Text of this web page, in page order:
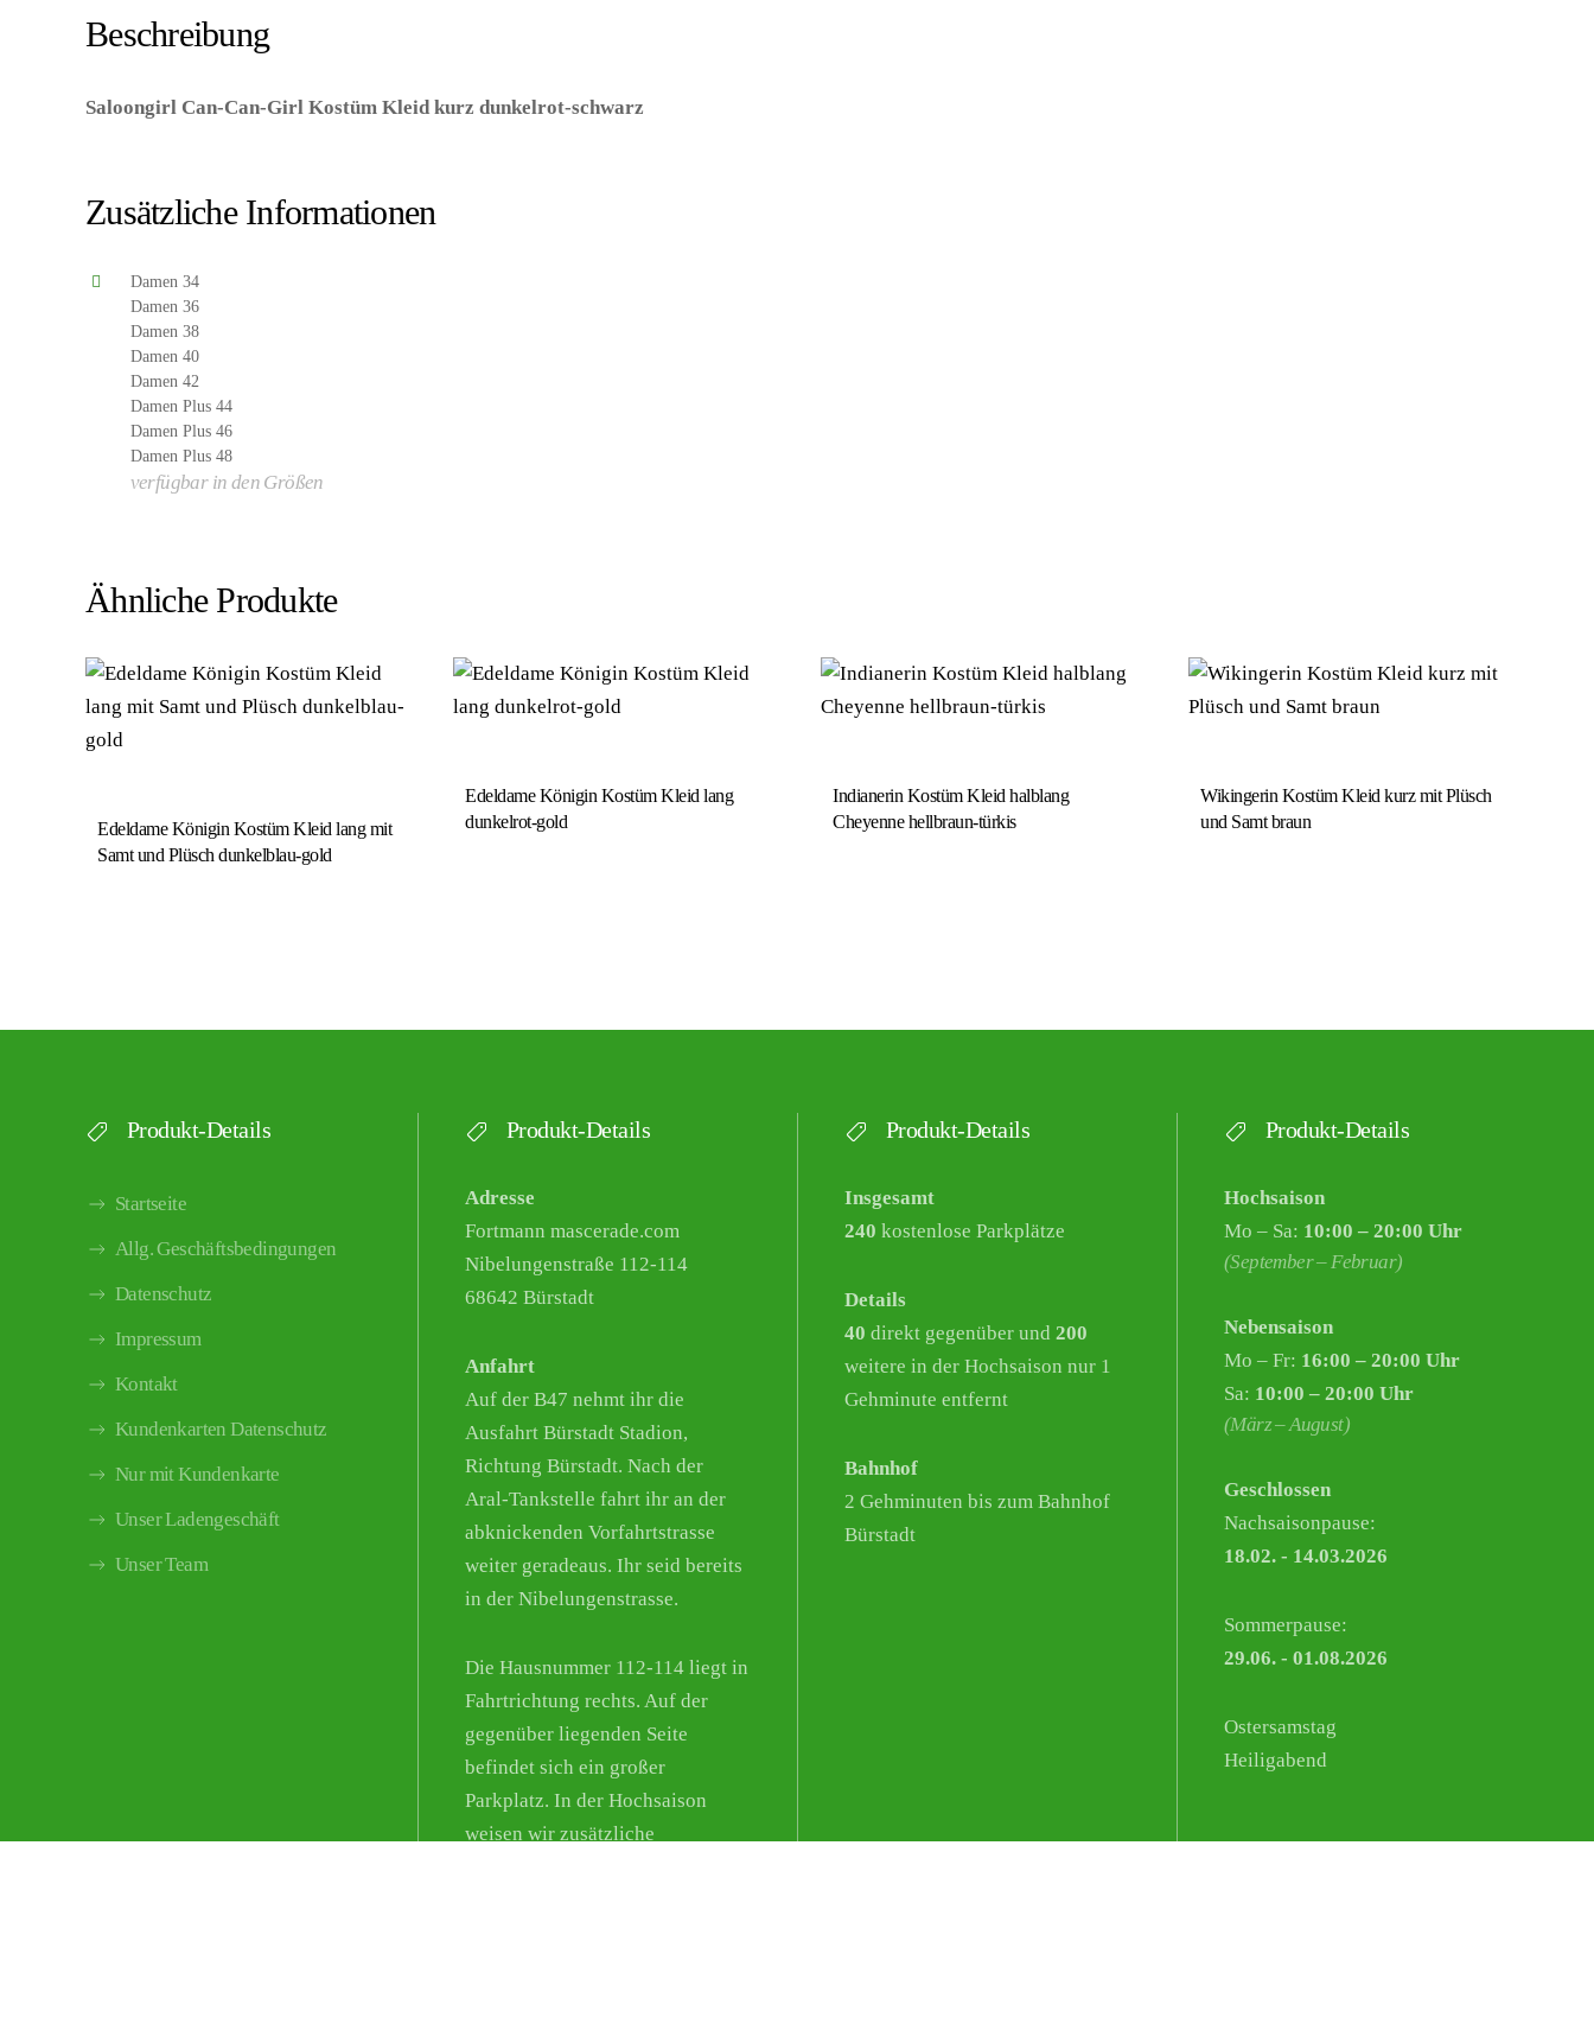
Beschreibung
Saloongirl Can-Can-Girl Kostüm Kleid kurz dunkelrot-schwarz
Zusätzliche Informationen
Damen 34
Damen 36
Damen 38
Damen 40
Damen 42
Damen Plus 44
Damen Plus 46
Damen Plus 48
verfügbar in den Größen
Ähnliche Produkte
Edeldame Königin Kostüm Kleid lang mit
Samt und Plüsch dunkelblau-gold
Edeldame Königin Kostüm Kleid lang
dunkelrot-gold
Indianerin Kostüm Kleid halblang
Cheyenne hellbraun-türkis
Wikingerin Kostüm Kleid kurz mit Plüsch
und Samt braun
Produkt-Details
Startseite
Allg. Geschäftsbedingungen
Datenschutz
Impressum
Kontakt
Kundenkarten Datenschutz
Nur mit Kundenkarte
Unser Ladengeschäft
Unser Team
Produkt-Details
Adresse
Fortmann mascerade.com
Nibelungenstraße 112-114
68642 Bürstadt
Anfahrt
Auf der B47 nehmt ihr die
Ausfahrt Bürstadt Stadion,
Richtung Bürstadt. Nach der
Aral-Tankstelle fahrt ihr an der
abknickenden Vorfahrtstrasse
weiter geradeaus. Ihr seid bereits
in der Nibelungenstrasse.
Die Hausnummer 112-114 liegt in
Fahrtrichtung rechts. Auf der
gegenüber liegenden Seite
befindet sich ein großer
Parkplatz. In der Hochsaison
weisen wir zusätzliche
Produkt-Details
Insgesamt
240 kostenlose Parkplätze
Details
40 direkt gegenüber und 200
weitere in der Hochsaison nur 1
Gehminute entfernt
Bahnhof
2 Gehminuten bis zum Bahnhof
Bürstadt
Produkt-Details
Hochsaison
Mo – Sa: 10:00 – 20:00 Uhr
(September – Februar)
Nebensaison
Mo – Fr: 16:00 – 20:00 Uhr
Sa: 10:00 – 20:00 Uhr
(März – August)
Geschlossen
Nachsaisonpause:
18.02. - 14.03.2026
Sommerpause:
29.06. - 01.08.2026
Ostersamstag
Heiligabend